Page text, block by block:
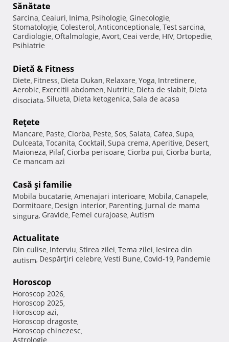
Sănătate
Sarcina, Ceaiuri, Inima, Psihologie, Ginecologie,
Stomatologie, Colesterol, Anticonceptionale, Test sarcina,
Cardiologie, Oftalmologie, Avort, Ceai verde, HIV, Ortopedie,
Psihiatrie
Dietă & Fitness
Diete, Fitness, Dieta Dukan, Relaxare, Yoga, Intretinere,
Aerobic, Exercitii abdomen, Nutritie, Dieta de slabit, Dieta
disociata, Silueta, Dieta ketogenica, Sala de acasa
Reţete
Mancare, Paste, Ciorba, Peste, Sos, Salata, Cafea, Supa,
Dulceata, Tocanita, Cocktail, Supa crema, Aperitive, Desert,
Maioneza, Pilaf, Ciorba perisoare, Ciorba pui, Ciorba burta,
Ce mancam azi
Casă şi familie
Mobila bucatarie, Amenajari interioare, Mobila, Canapele,
Dormitoare, Design interior, Parenting, Jurnal de mama
singura, Gravide, Femei curajoase, Autism
Actualitate
Din culise, Interviu, Stirea zilei, Tema zilei, Iesirea din
autism, Despărţiri celebre, Vesti Bune, Covid-19, Pandemie
Horoscop
Horoscop 2026,
Horoscop 2025,
Horoscop azi,
Horoscop dragoste,
Horoscop chinezesc,
Astrologie